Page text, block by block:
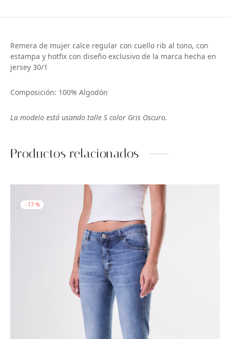
Remera de mujer calce regular con cuello rib al tono, con
estampa y hotfix con diseño exclusivo de la marca hecha en
jersey 30/1
Composición: 100% Algodón
La modelo está usando talle S color Gris Oscuro.
Productos relacionados
- 17 %